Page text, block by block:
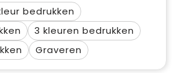
3
Graveren